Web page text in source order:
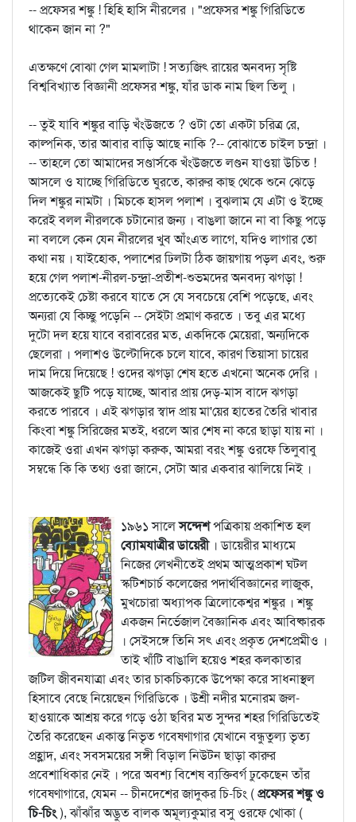
-- প্রফেসর শঙ্কু ! হিহি হাসি নীরলের । "প্রফেসর শঙ্কু গিরিডিতে
থাকেন জান না ?"
এতক্ষণে বোঝা গেল মামলাটা ! সত্যজিৎ রায়ের অনবদ্য সৃষ্টি
বিশ্ববিখ্যাত বিজ্ঞানী প্রফেসর শঙ্কু, যাঁর ডাক নাম ছিল তিলু ।
-- তুই যাবি শঙ্কুর বাড়ি খঁংউজতে ? ওটা তো একটা চরিত্র রে,
কাল্পনিক, তার আবার বাড়ি আছে নাকি ?-- বোঝাতে চাইল চন্দ্রা ।
-- তাহলে তো আমাদের সণ্ডার্সকে খঁংউজতে লণ্ডন যাওয়া উচিত !
আসলে ও যাচ্ছে গিরিডিতে ঘুরতে, কারুর কাছ থেকে শুনে ঝেড়ে
দিল শঙ্কুর নামটা । মিচকে হাসল পলাশ । বুঝলাম যে এটা ও ইচ্ছে
করেই বলল নীরলকে চটানোর জন্য । বাঙলা জানে না বা কিছু পড়ে
না বললে কেন যেন নীরলের খুব আঁংএত লাগে, যদিও লাগার তো
কথা নয় । যাইহোক, পলাশের ঢিলটা ঠিক জায়গায় পড়ল এবং, শুরু
হয়ে গেল পলাশ-নীরল-চন্দ্রা-প্রতীশ-শুভমদের অনবদ্য ঝগড়া !
প্রত্যেকেই চেষ্টা করবে যাতে সে যে সবচেয়ে বেশি পড়েছে, এবং
অন্যরা যে কিচ্ছু পড়েনি -- সেইটা প্রমাণ করতে । তবু এর মধ্যে
দুটো দল হয়ে যাবে বরাবরের মত, একদিকে মেয়েরা, অন্যদিকে
ছেলেরা । পলাশও উল্টোদিকে চলে যাবে, কারণ তিয়াসা চায়ের
দাম দিয়ে দিয়েছে ! ওদের ঝগড়া শেষ হতে এখনো অনেক দেরি ।
আজকেই ছুটি পড়ে যাচ্ছে, আবার প্রায় দেড়-মাস বাদে ঝগড়া
করতে পারবে । এই ঝগড়ার স্বাদ প্রায় মা'য়ের হাতের তৈরি খাবার
কিংবা শঙ্কু সিরিজের মতই, ধরলে আর শেষ না করে ছাড়া যায় না ।
কাজেই ওরা এখন ঝগড়া করুক, আমরা বরং শঙ্কু ওরফে তিলুবাবু
সম্বন্ধে কি কি তথ্য ওরা জানে, সেটা আর একবার ঝালিয়ে নিই ।
১৯৬১ সালেসন্দেশপত্রিকায় প্রকাশিত হল
ব্যোমযাত্রীর ডায়েরী । ডায়েরীর মাধ্যমে
নিজের লেখনীতেই প্রথম আত্মপ্রকাশ ঘটল
স্কটিশচার্চ কলেজের পদার্থবিজ্ঞানের লাজুক,
মুখচোরা অধ্যাপক ত্রিলোকেশ্বর শঙ্কুর । শঙ্কু
একজন নির্ভেজাল বৈজ্ঞানিক এবং আবিষ্কারক
। সেইসঙ্গে তিনি সৎ এবং প্রকৃত দেশপ্রেমীও ।
তাই খাঁটি বাঙালি হয়েও শহর কলকাতার
জটিল জীবনযাত্রা এবং তার চাকচিক্যকে উপেক্ষা করে সাধনাস্থল
হিসাবে বেছে নিয়েছেন গিরিডিকে । উশ্রী নদীর মনোরম জল-
হাওয়াকে আশ্রয় করে গড়ে ওঠা ছবির মত সুন্দর শহর গিরিডিতেই
তৈরি করেছেন একান্ত নিভৃত গবেষণাগার যেখানে বন্ধুতুল্য ভৃত্য
প্রহ্লাদ, এবং সবসময়ের সঙ্গী বিড়াল নিউটন ছাড়া কারুর
প্রবেশাধিকার নেই । পরে অবশ্য বিশেষ ব্যক্তিবর্গ ঢুকেছেন তাঁর
গবেষণাগারে, যেমন -- চীনদেশের জাদুকর চি-চিং (প্রফেসর শঙ্কু ও
চি-চিং), ঝাঁঝাঁর অদ্ভুত বালক অমূল্যকুমার বসু ওরফে খোকা (